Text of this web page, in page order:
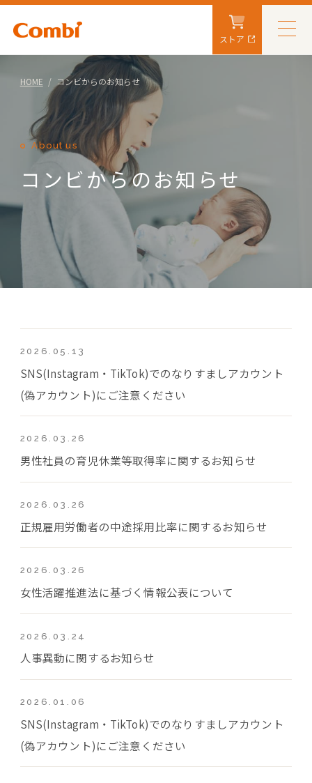
ストア
HOME コンビからのお知らせ
About us
コンビからのお知らせ
2026.05.13
SNS(Instagram・TikTok)でのなりすましアカウント
(偽アカウント)にご注意ください
2026.03.26
男性社員の育児休業等取得率に関するお知らせ
2026.03.26
正規雇用労働者の中途採用比率に関するお知らせ
2026.03.26
女性活躍推進法に基づく情報公表について
2026.03.24
人事異動に関するお知らせ
2026.01.06
SNS(Instagram・TikTok)でのなりすましアカウント
(偽アカウント)にご注意ください